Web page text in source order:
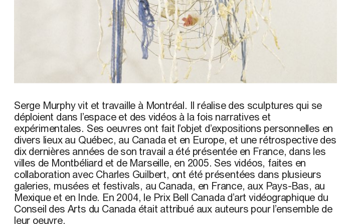
Serge Murphy vit et travaille à Montréal. Il réalise des sculptures qui se
déploient dans l’espace et des vidéos à la fois narratives et
expérimentales. Ses oeuvres ont fait l’objet d’expositions personnelles en
divers lieux au Québec, au Canada et en Europe, et une rétrospective des
dix dernières années de son travail a été présentée en France, dans les
villes de Montbéliard et de Marseille, en 2005. Ses vidéos, faites en
collaboration avec Charles Guilbert, ont été présentées dans plusieurs
galeries, musées et festivals, au Canada, en France, aux Pays-Bas, au
Mexique et en Inde. En 2004, le Prix Bell Canada d’art vidéographique du
Conseil des Arts du Canada était attribué aux auteurs pour l’ensemble de
leur oeuvre.